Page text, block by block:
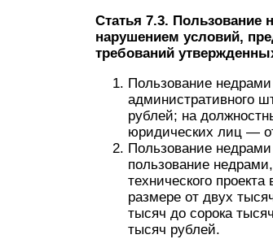
Статья 7.3. Пользование
нарушением условий,
требований
Пользование
административного
рублей; на
юридических лиц —
Пользование
пользование
технического
размере от двух
тысяч до сорока
тысяч рублей.